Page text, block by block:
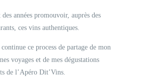
des années promouvoir, auprès des
ces vins authentiques.
ce process de partage de mon
voyages et de mes dégustations
de l’Apéro Dit’Vins.